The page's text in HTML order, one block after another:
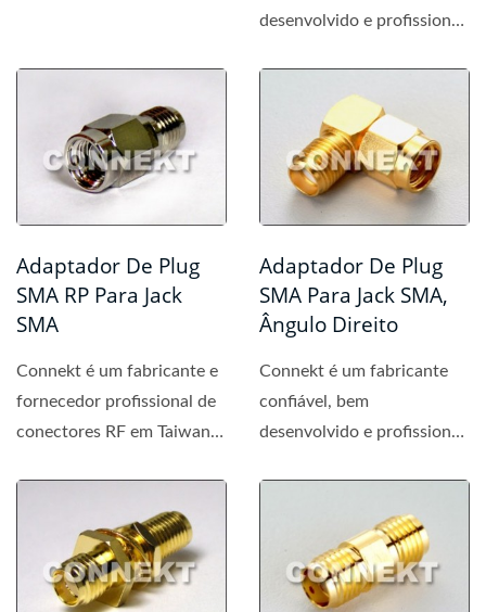
desenvolvido e profissional
Adaptador De Plug
SMA RP Para Jack
SMA
Connekt é um fabricante e
fornecedor profissional de
conectores RF em Taiwan e
Adaptador De Plug
SMA Para Jack SMA,
Ângulo Direito
Connekt é um fabricante
confiável, bem
desenvolvido e profissional